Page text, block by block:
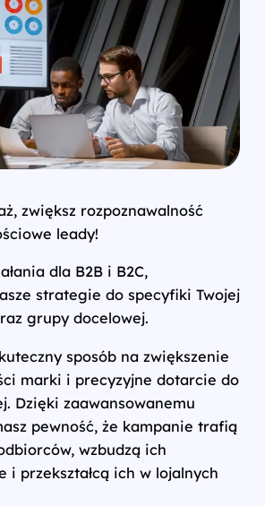
zwiększ rozpoznawalność
leady!
dla B2B i B2C,
strategie do specyfiki Twojej
grupy docelowej.
sposób na zwiększenie
marki i precyzyjne dotarcie do
Dzięki zaawansowanemu
pewność, że kampanie trafią
wzbudzą ich
i przekształcą ich w lojalnych